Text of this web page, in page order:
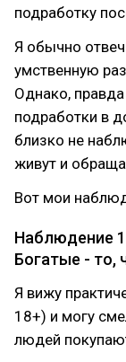
подработку
Я обычно
умственную
Однако,
подработки в
близко не
живут и
Вот мои
Наблюдение
Богатые - то,
Я вижу
18+) и могу
людей